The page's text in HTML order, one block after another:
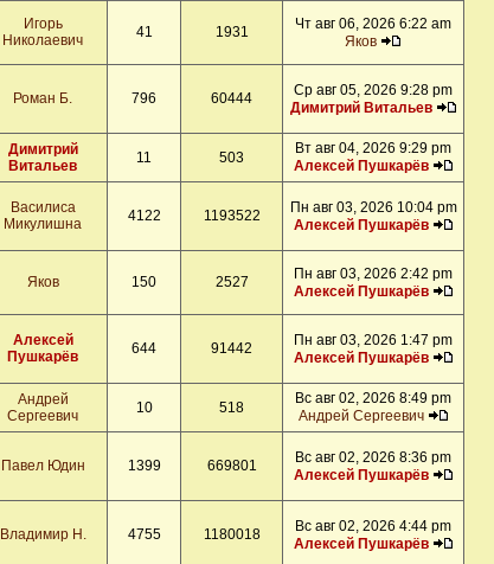
Игорь
Николаевич
41 1931
Чт авг 06, 2026 6:22 am
Яков
Роман Б. 796 60444
Ср авг 05, 2026 9:28 pm
Димитрий Витальев
Димитрий
Витальев
11 503
Вт авг 04, 2026 9:29 pm
Алексей Пушкарёв
Василиса
Микулишна
4122 1193522
Пн авг 03, 2026 10:04 pm
Алексей Пушкарёв
Яков 150 2527
Пн авг 03, 2026 2:42 pm
Алексей Пушкарёв
Алексей
Пушкарёв
644 91442
Пн авг 03, 2026 1:47 pm
Алексей Пушкарёв
Андрей
Сергеевич
10 518
Вс авг 02, 2026 8:49 pm
Андрей Сергеевич
Павел Юдин 1399 669801
Вс авг 02, 2026 8:36 pm
Алексей Пушкарёв
Владимир Н. 4755 1180018
Вс авг 02, 2026 4:44 pm
Алексей Пушкарёв